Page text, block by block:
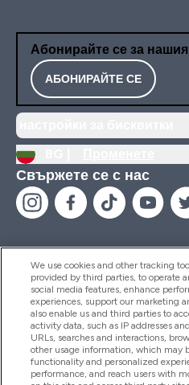
Абонирайте се за
АБОНИРАЙТЕ СЕ
Свържете се с нас
Помощ И Информация
Продукти
We use cookies and other tracking
provided by third parties, to operate
social media features, enhance
experiences, support our marketing
also enable us and third parties to
activity data, such as IP addresses
URLs, searches and interactions,
other usage information, which may
functionality and personalized
performance, and reach users with